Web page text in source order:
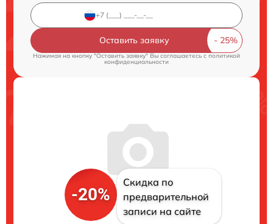
Оставить заявку
Нажимая на кнопку "Оставить заявку" Вы соглашаетесь cполитикой
конфиденциальности
-20%
Скидка по
предварительной
записи на сайте